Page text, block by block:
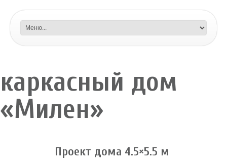
каркасный дом
«Милен»
Проект дома 4.5×5.5 м